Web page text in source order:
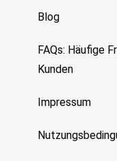
Blog
FAQs: Häufige
Kunden
Impressum